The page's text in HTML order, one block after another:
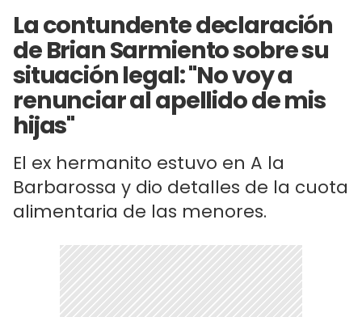
La contundente declaración
de Brian Sarmiento sobre su
situación legal: "No voy a
renunciar al apellido de mis
hijas"
El ex hermanito estuvo en A la
Barbarossa y dio detalles de la cuota
alimentaria de las menores.